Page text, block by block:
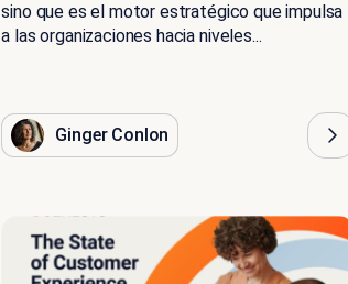
sino que es el motor estratégico que impulsa
a las organizaciones hacia niveles...
Ginger Conlon